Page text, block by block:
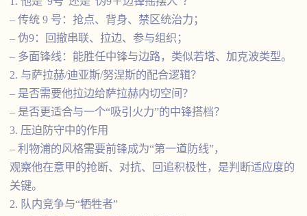
– 传统 9 号：抢点、背身、禁区统治力；
– 伪9：回撤串联、拉边、参与组织；
– 多面锋线：能胜任中锋与边路，类似若塔、加克波类型。
2. 与萨拉赫/迪亚斯/努涅斯的配合逻辑？
– 是否需要他拉边给萨拉赫内切空间？
– 是否更适合与一个“吸引火力”的中锋搭档？
3. 压迫防守中的作用
– 利物浦的风格需要前锋成为“第一道防线”，
观察他在意甲的抢断、对抗、回追积极性，是判断适应度的
关键。
2. 队内竞争与“牺牲者”